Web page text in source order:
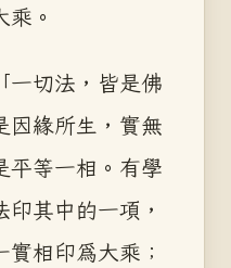
。
一切法，皆是佛
因緣所生，實無
平等一相。有學
其中的一項，
相印為大乘；